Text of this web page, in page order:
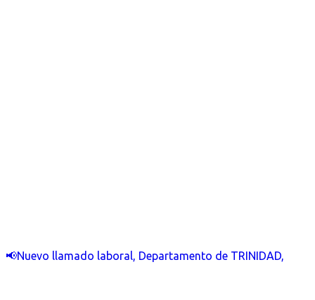
📢Nuevo llamado laboral, Departamento de TRINIDAD,